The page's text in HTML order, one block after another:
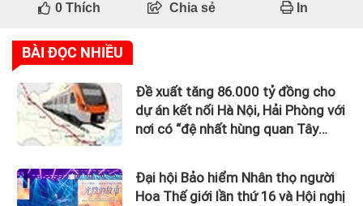
0Thích Chia sẻ In
BÀI ĐỌC NHIỀU
Đề xuất tăng 86.000 tỷ đồng cho
dự án kết nối Hà Nội, Hải Phòng với
nơi có “đệ nhất hùng quan Tây
Đại hội Bảo hiểm Nhân thọ người
Hoa Thế giới lần thứ 16 và Hội nghị